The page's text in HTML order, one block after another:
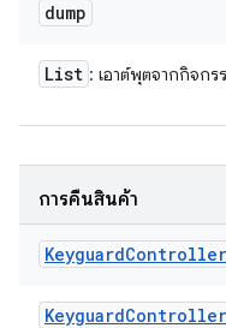
dump
List : เอาต์พุตจากกิจก
การคืนสินค้า
KeyguardController
KeyguardController